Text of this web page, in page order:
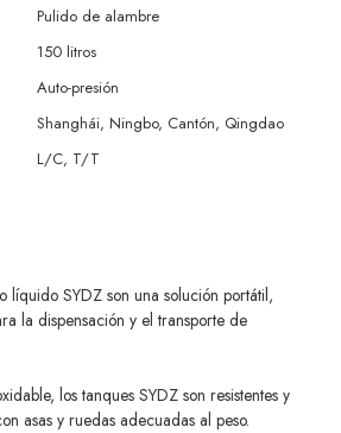
Pulido de alambre
150 litros
Auto-presión
Shanghái, Ningbo, Cantón, Qingdao
L/C, T/T
líquido SYDZ son una solución portátil,
la dispensación y el transporte de
los tanques SYDZ son resistentes y
asas y ruedas adecuadas al peso.